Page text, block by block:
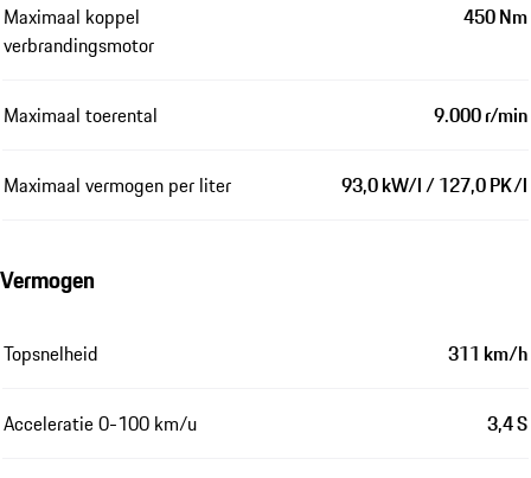
Maximaal koppel
verbrandingsmotor
450 Nm
Maximaal toerental 9.000 r/min
Maximaal vermogen per liter 93,0 kW/l / 127,0 PK/l
Vermogen
Topsnelheid 311 km/h
Acceleratie 0-100 km/u 3,4 S